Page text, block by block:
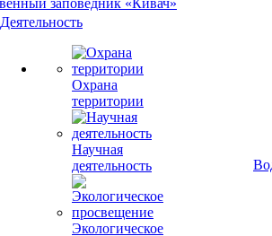
Деятельность
Охрана
территории
Научная
деятельность
Экологическое